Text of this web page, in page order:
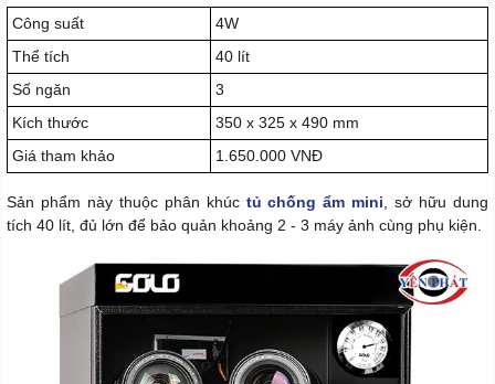
Công suất
4W
Thể tích
40 lít
Số ngăn
3
Kích thước
350 x 325 x 490 mm
Giá tham khảo
1.650.000 VNĐ
Sản phẩm này thuộc phân khúc tủ chống ẩm mini , sở hữu dung
tích 40 lít, đủ lớn để bảo quản khoảng 2 - 3 máy ảnh cùng phụ kiện.